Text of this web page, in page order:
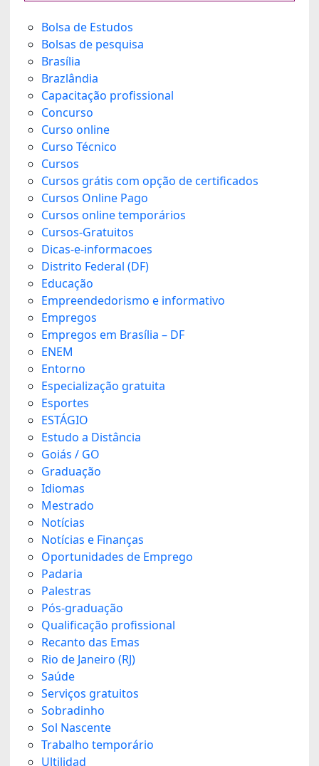
Bolsa de Estudos
Bolsas de pesquisa
Brasília
Brazlândia
Capacitação profissional
Concurso
Curso online
Curso Técnico
Cursos
Cursos grátis com opção de certificados
Cursos Online Pago
Cursos online temporários
Cursos-Gratuitos
Dicas-e-informacoes
Distrito Federal (DF)
Educação
Empreendedorismo e informativo
Empregos
Empregos em Brasília – DF
ENEM
Entorno
Especialização gratuita
Esportes
ESTÁGIO
Estudo a Distância
Goiás / GO
Graduação
Idiomas
Mestrado
Notícias
Notícias e Finanças
Oportunidades de Emprego
Padaria
Palestras
Pós-graduação
Qualificação profissional
Recanto das Emas
Rio de Janeiro (RJ)
Saúde
Serviços gratuitos
Sobradinho
Sol Nascente
Trabalho temporário
Ultilidad